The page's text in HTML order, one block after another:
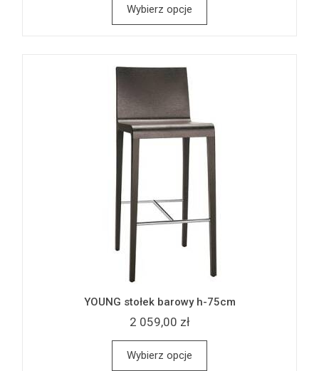
Wybierz opcje
YOUNG stołek barowy h-75cm
2 059,00 zł
Wybierz opcje